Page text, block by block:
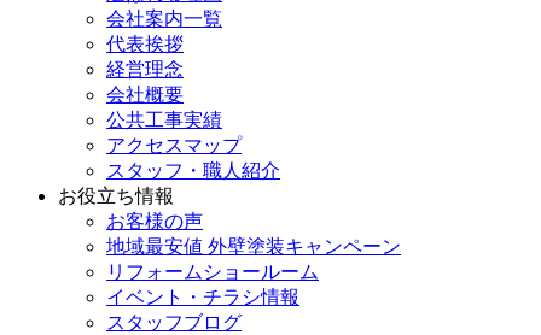
会社案内一覧
代表挨拶
経営理念
会社概要
公共工事実績
アクセスマップ
スタッフ・職人紹介
お役立ち情報
お客様の声
地域最安値 外壁塗装キャンペーン
リフォームショールーム
イベント・チラシ情報
スタッフブログ